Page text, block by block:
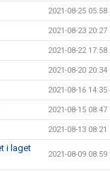
2021-08-25 05:58
2021-08-23 20:27
2021-08-22 17:58
2021-08-20 20:34
2021-08-16 14:35
2021-08-15 08:47
2021-08-13 08:21
i laget
2021-08-09 08:59